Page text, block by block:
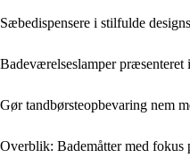
Sæbedispensere i stilfulde
Badeværelseslamper
Gør tandbørsteopbevaring nem
Overblik: Bademåtter med